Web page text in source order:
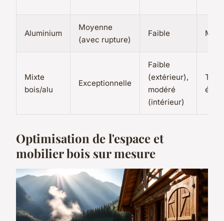
Aluminium
Moyenne
(avec rupture)
Faible
Mixte
bois/alu
Exceptionnelle
Faible
(extérieur),
modéré
(intérieur)
Très
Optimisation de l'espace et
mobilier bois sur mesure